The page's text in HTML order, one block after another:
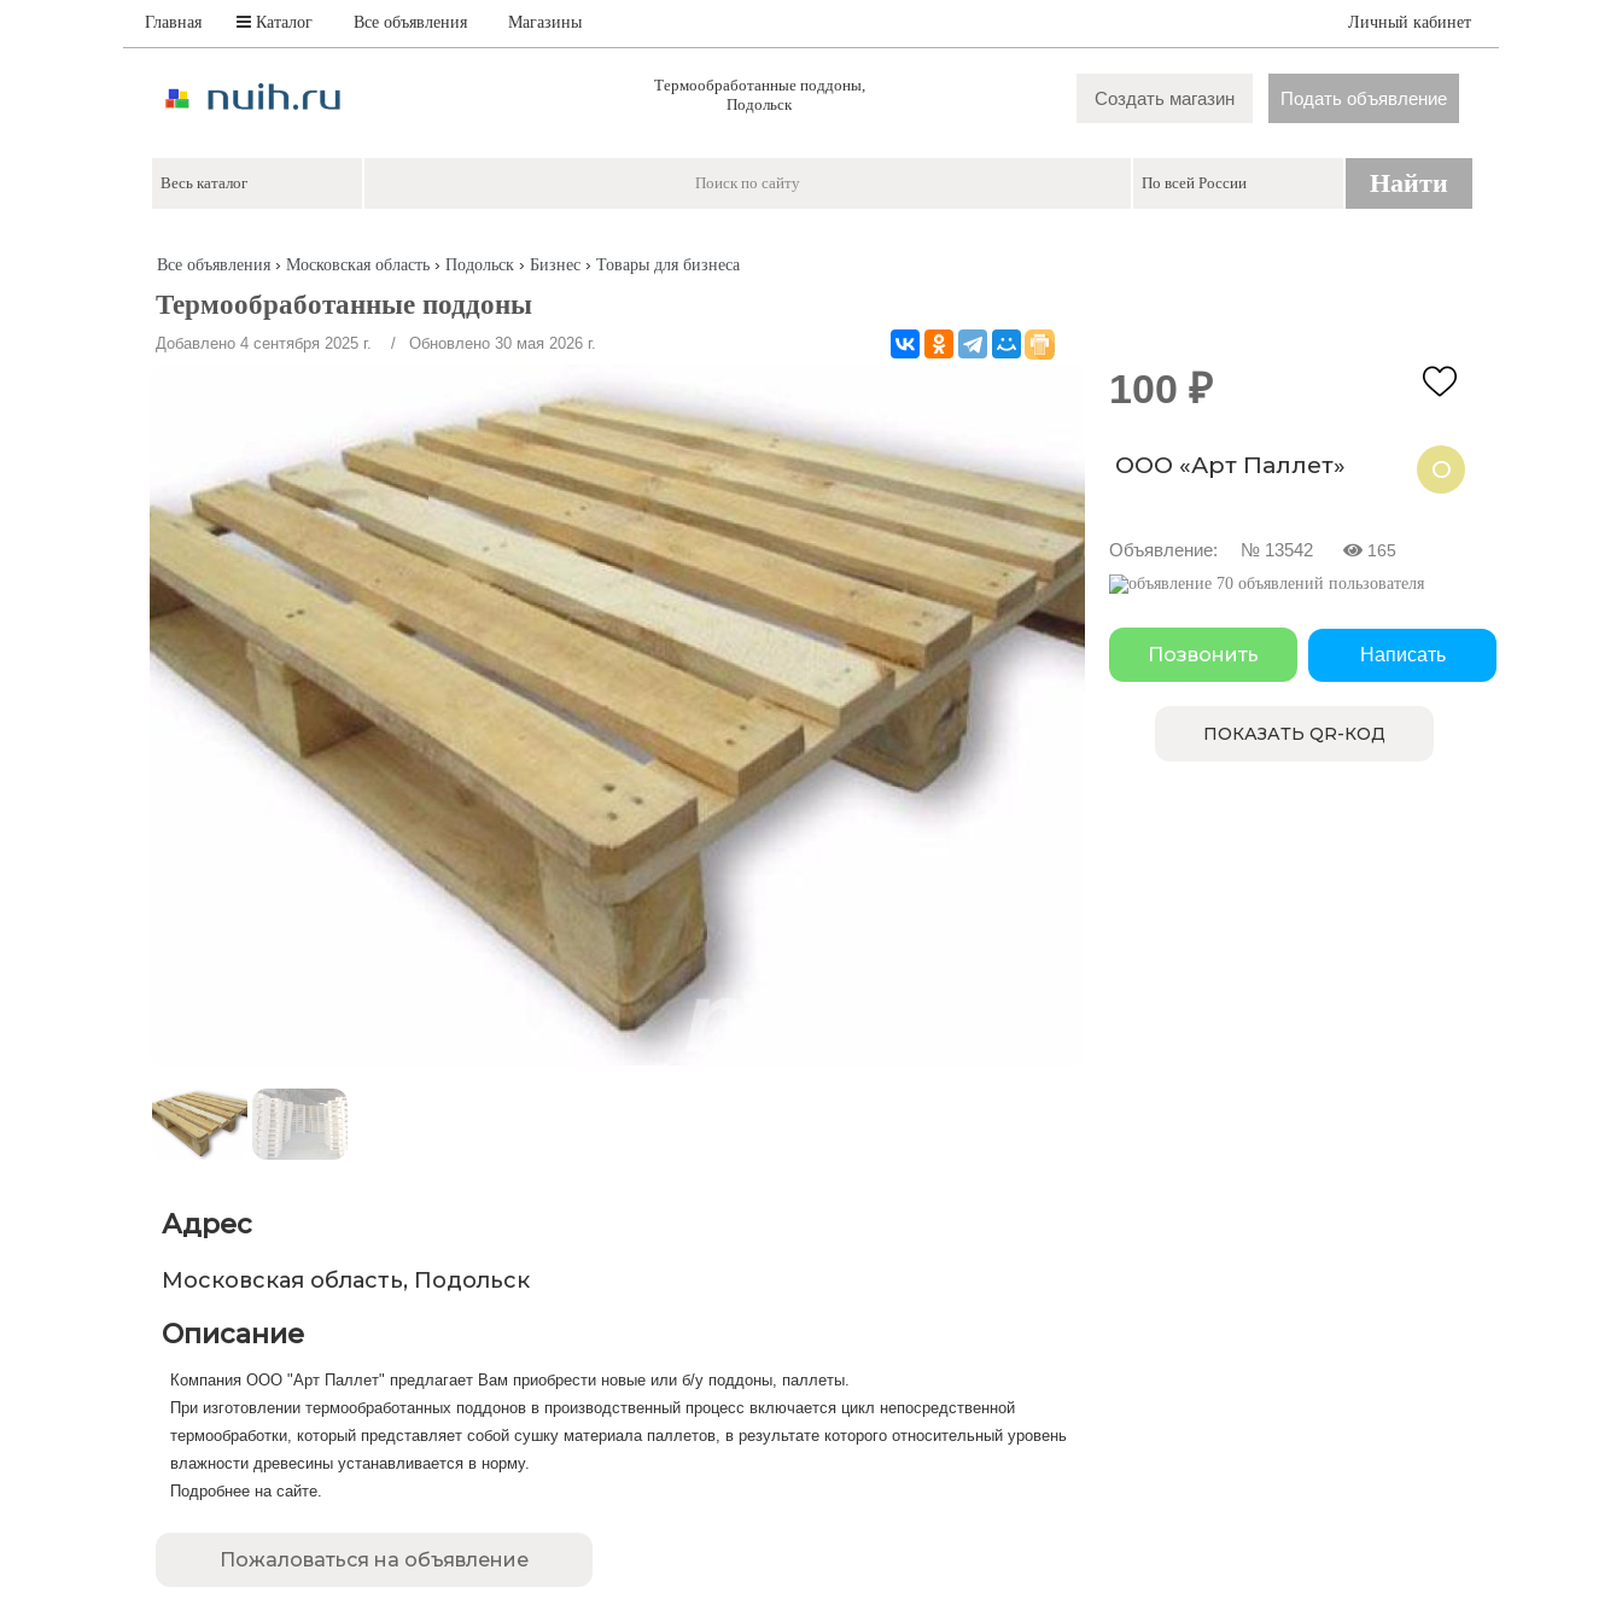
Главная Каталог Все объявления Магазины Личный кабинет
Термообработанные поддоны,
Подольск
Создать магазин Подать объявление
Найти
Все объявления› Московская область› Подольск› Бизнес› Товары для бизнеса
Термообработанные поддоны
Добавлено 4 сентября 2025 г. / Обновлено 30 мая 2026 г.
Адрес
Московская область, Подольск
Описание
Компания ООО "Арт Паллет" предлагает Вам приобрести новые или б/у поддоны, паллеты.
При изготовлении термообработанных поддонов в производственный процесс включается цикл непосредственной
термообработки, который представляет собой сушку материала паллетов, в результате которого относительный уровень
влажности древесины устанавливается в норму.
Подробнее на сайте.
Пожаловаться на объявление
100 ₽
ООО «Арт Паллет» О
Объявление: № 13542 165
70 объявлений пользователя
Позвонить Написать
ПОКАЗАТЬ QR-КОД